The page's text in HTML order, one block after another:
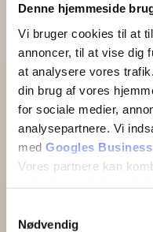
Denne hjemmeside
Vi bruger cookies til at
annoncer, til at vise dig
at analysere vores
din brug af vores
for sociale medier,
analysepartnere. Vi
med Googles
Vores partnere kan
Nødvendig